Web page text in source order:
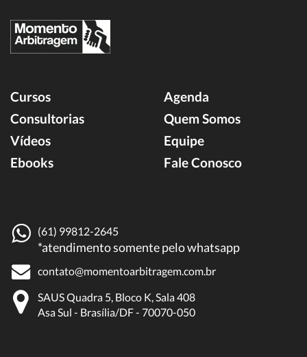
Cursos
Consultorias
Vídeos
Ebooks
Agenda
Quem Somos
Equipe
Fale Conosco
(61) 99812-2645
*atendimento somente pelo whatsapp
contato@momentoarbitragem.com.br
SAUS Quadra 5, Bloco K, Sala 408
Asa Sul - Brasília/DF - 70070-050